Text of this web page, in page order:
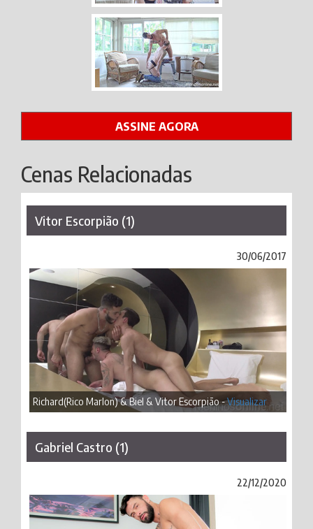
ASSINE AGORA
Cenas Relacionadas
Vitor Escorpião (1)
30/06/2017
Richard(Rico Marlon) & Biel & Vitor Escorpião -Visualizar
Gabriel Castro (1)
22/12/2020